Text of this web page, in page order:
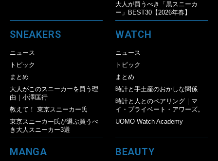
大人が買うべき「黒スニーカ
ー」BEST30【2026年春】
SNEAKERS
ニュース
トピック
まとめ
大人がこのスニーカーを買う理
由｜小澤匡行
教えて！ 東京スニーカー氏
東京スニーカー氏が選ぶ買うべ
き大人スニーカー3選
WATCH
ニュース
トピック
まとめ
時計と手土産のおかしな関係
時計と人とのペアリング｜マ
イ・プライベート・アワーズ。
UOMO Watch Academy
MANGA BEAUTY